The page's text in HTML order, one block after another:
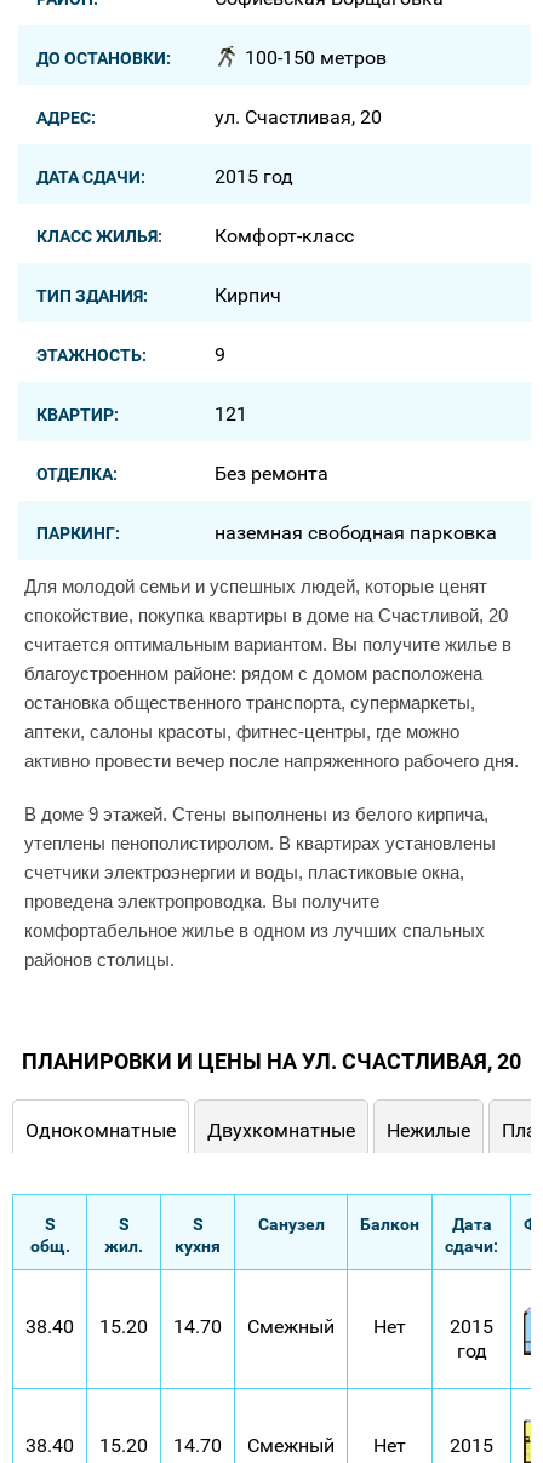
ДО ОСТАНОВКИ: 100-150 метров
АДРЕС: ул. Счастливая, 20
ДАТА СДАЧИ: 2015 год
КЛАСС ЖИЛЬЯ: Комфорт-класс
ТИП ЗДАНИЯ: Кирпич
ЭТАЖНОСТЬ: 9
КВАРТИР: 121
ОТДЕЛКА: Без ремонта
ПАРКИНГ: наземная свободная парковка
Для молодой семьи и успешных людей, которые ценят
спокойствие, покупка квартиры в доме на Счастливой, 20
считается оптимальным вариантом. Вы получите жилье в
благоустроенном районе: рядом с домом расположена
остановка общественного транспорта, супермаркеты,
аптеки, салоны красоты, фитнес-центры, где можно
активно провести вечер после напряженного рабочего дня.
В доме 9 этажей. Стены выполнены из белого кирпича,
утеплены пенополистиролом. В квартирах установлены
счетчики электроэнергии и воды, пластиковые окна,
проведена электропроводка. Вы получите
комфортабельное жилье в одном из лучших спальных
районов столицы.
ПЛАНИРОВКИ И ЦЕНЫ НА УЛ. СЧАСТЛИВАЯ, 20
Однокомнатные Двухкомнатные Нежилые
S
общ.
S
жил.
S
кухня
Санузел Балкон
Дата
сдачи:
38.40 15.20 14.70 Смежный Нет
2015
год
38.40 15.20 14.70 Смежный Нет
2015